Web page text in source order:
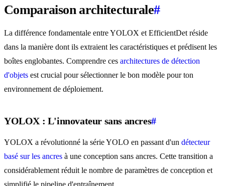
Comparaison architecturale#
La différence fondamentale entre YOLOX et EfficientDet réside
dans la manière dont ils extraient les caractéristiques et prédisent les
boîtes englobantes. Comprendre ces architectures de détection
d'objets est crucial pour sélectionner le bon modèle pour ton
environnement de déploiement.
YOLOX : L'innovateur sans ancres#
YOLOX a révolutionné la série YOLO en passant d'un détecteur
basé sur les ancres à une conception sans ancres. Cette transition a
considérablement réduit le nombre de paramètres de conception et
simplifié le pipeline d'entraînement.